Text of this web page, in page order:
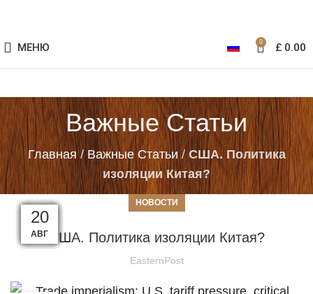
МЕНЮ 0 £ 0.00
Важные Статьи
Главная /Важные Статьи/ США. Политика
изоляции Китая?
НОВОСТИ
США. Политика изоляции Китая?
EasternPost
22
ИЮН
11
ИЮН
28
АПР
19
ФЕВ
14
ЯНВ
06
ЯНВ
18
ДЕК
13
НОЯ
29
ОКТ
24
ОКТ
26
СЕН
20
АВГ